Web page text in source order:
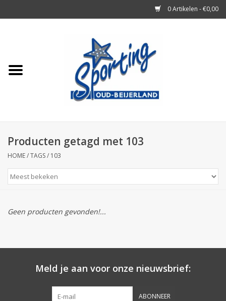
0 Artikelen - €0,00
Tennisrackets
Merken
Producten getagd met 103
HOME/TAGS/ 103
Geen producten gevonden!...
Meld je aan voor onze nieuwsbrief:
ABONNEER